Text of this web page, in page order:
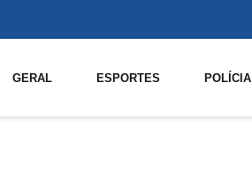
GERAL ESPORTES POLÍCIA